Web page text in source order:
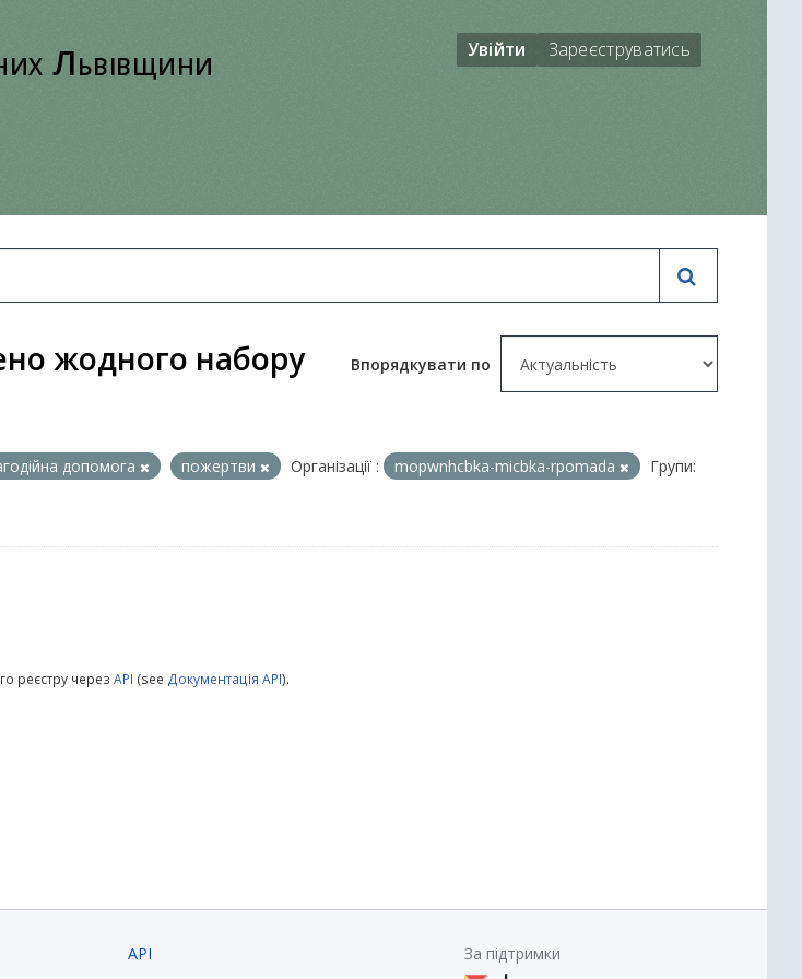
Львівщини Увійти Зареєструватись
Впорядкувати по
жодного набору
допомога пожертви Організації : mopwnhcbka-micbka-rpomada
Групи:
реєстру через API (see Документація API).
API
За підтримки